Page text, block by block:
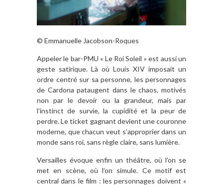
© Emmanuelle Jacobson-Roques
Appeler le bar-PMU « Le Roi Soleil » est aussi un
geste satirique. Là où Louis XIV imposait un
ordre centré sur sa personne, les personnages
de Cardona pataugent dans le chaos, motivés
non par le devoir ou la grandeur, mais par
l’instinct de survie, la cupidité et la peur de
perdre. Le ticket gagnant devient une couronne
moderne, que chacun veut s’approprier dans un
monde sans roi, sans règle claire, sans lumière.
Versailles évoque enfin un théâtre, où l’on se
met en scène, où l’on simule. Ce motif est
central dans le film : les personnages doivent «